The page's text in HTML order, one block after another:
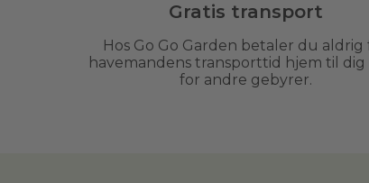
Gratis transport
Hos Go Go Garden betaler du aldrig
havemandens transporttid hjem til
for andre gebyrer.